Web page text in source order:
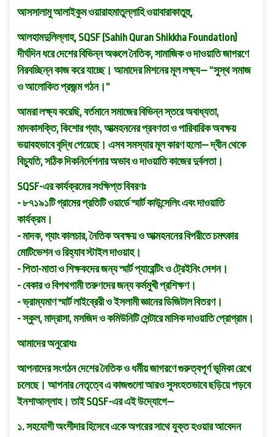
আসসালামু আলাইকুম ওয়ারাহমাতুল্লাহি ওয়াবারাকাতুহু,
আলহামদুলিল্লাহ, SQSF (Sahih Quran Shikkha Foundation)
দীর্ঘদিন ধরে দেশের বিভিন্ন অঞ্চলে নৈতিক, সামাজিক ও দাওয়াতি জাগরণে
নিরবচ্ছিন্ন কাজ করে যাচ্ছে। আমাদের মিশনের মূল লক্ষ্য— “সুস্থ সমাজ
ও আলোকিত প্রজন্ম গঠন।”
আমরা লক্ষ্য করেছি, বর্তমানে সমাজের বিভিন্ন স্তরে অবাধ্যতা,
মাদকাসক্তি, কিশোর গ্যাং, আত্মহননের প্রবণতা ও পারিবারিক অবক্ষয়
ভয়াবহভাবে বৃদ্ধি পেয়েছে। এসব সমস্যার মূল কারণ হলো— দ্বীন থেকে
বিচ্যুতি, সঠিক দিকনির্দেশনার অভাব ও দাওয়াতি কাজের দুর্বলতা।
SQSF-এর কার্যক্রমের সংক্ষিপ্ত বিবরণঃ
- ৮৭১৯১টি গ্রামের প্রতিটি ওয়ার্ডে স্মার্ট কাউন্সেলিং এবং দাওয়াতি
কার্যক্রম।
- মাদক, গ্যাং কালচার, নৈতিক অবক্ষয় ও আত্মহননের বিপরীতে চমৎকার
মোটিভেশন ও রিহ্যাব স্টাইল দাওয়াহ।
- পিতা-মাতা ও শিক্ষকদের জন্য স্মার্ট প্যারেন্টিং ও ট্রেইনিং সেশন।
- বেকার ও বিপথগামী তরুণদের জন্য কর্মমুখী প্রশিক্ষণ।
- ভ্রাম্যমাণ স্মার্ট লাইব্রেরী ও ইসলামী জ্ঞানের ডিজিটাল বিতরণ।
- স্কুল, মাদ্রাসা, মসজিদ ও কমিউনিটি সেন্টারে মাসিক দাওয়াতি প্রোগ্রাম।
আমাদের অনুরোধঃ
আপনাদের সংগঠন দেশের নৈতিক ও ধর্মীয় জাগরণে গুরুত্বপূর্ণ ভূমিকা রেখে
চলেছে। আপনার নেতৃত্বে এ কাজগুলো আরও সুসংহতভাবে ছড়িয়ে পড়বে
ইনশাআল্লাহ। তাই SQSF-এর এই উদ্যোগে—
১. সহযোগী অংশীদার হিসেবে একে অপরের সাথে যুক্ত হওয়ার আবেদন